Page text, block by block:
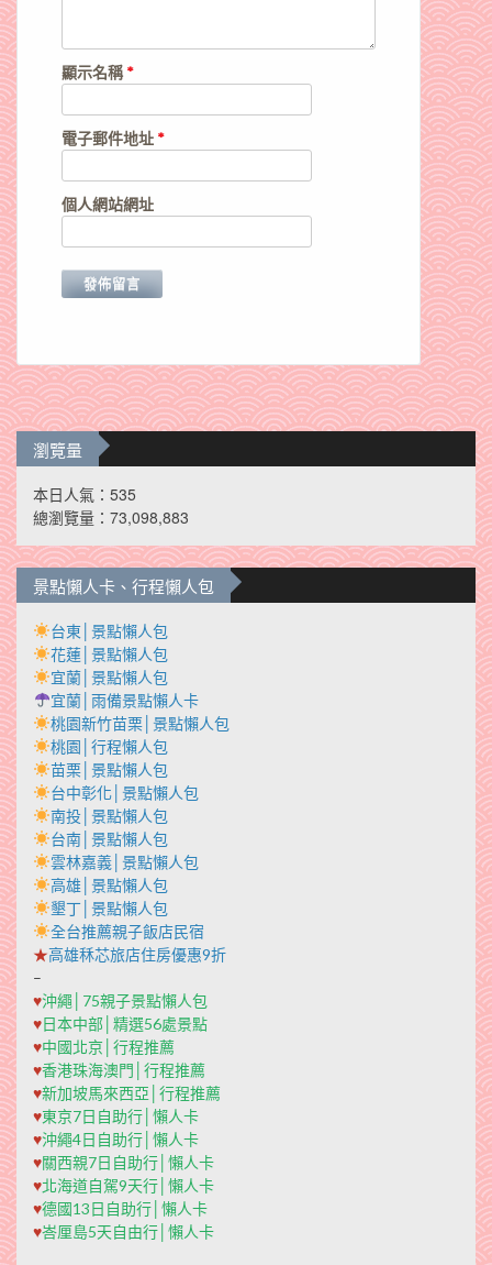
顯示名稱*
電子郵件地址 *
個人網站網址
瀏覽量
本日人氣：535
總瀏覽量：73,098,883
景點懶人卡、行程懶人包
台東│景點懶人包
花蓮│景點懶人包
宜蘭│景點懶人包
宜蘭│雨備景點懶人卡
桃園新竹苗栗│景點懶人包
桃園│行程懶人包
苗栗│景點懶人包
台中彰化│景點懶人包
南投│景點懶人包
台南│景點懶人包
雲林嘉義│景點懶人包
高雄│景點懶人包
墾丁│景點懶人包
全台推薦親子飯店民宿
★高雄秝芯旅店住房優惠9折
–
♥沖繩│75親子景點懶人包
♥日本中部│精選56處景點
♥中國北京│行程推薦
♥香港珠海澳門│行程推薦
♥新加坡馬來西亞│行程推薦
♥東京7日自助行│懶人卡
♥沖繩4日自助行│懶人卡
♥關西親7日自助行│懶人卡
♥北海道自駕9天行│懶人卡
♥德國13日自助行│懶人卡
♥峇厘島5天自由行│懶人卡